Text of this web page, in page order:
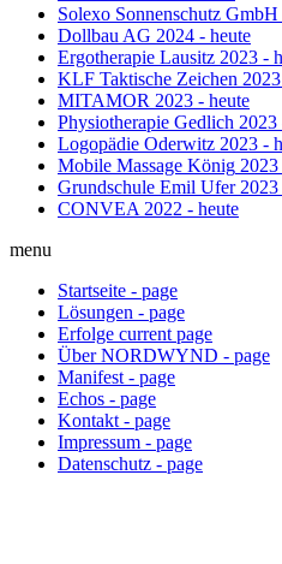
Solexo Sonnenschutz GmbH
Dollbau AG 2024 - heute
Ergotherapie Lausitz 2023 -
KLF Taktische Zeichen
MITAMOR 2023 - heute
Physiotherapie Gedlich 2023
Logopädie Oderwitz 2023 -
Mobile Massage König
Grundschule Emil Ufer
CONVEA 2022 - heute
menu
Startseite - page
Lösungen - page
Erfolge current page
Über NORDWYND - page
Manifest - page
Echos - page
Kontakt - page
Impressum - page
Datenschutz - page